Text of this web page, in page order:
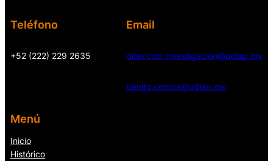
Teléfono
+52 (222) 229 2635
Email
direccion.investigacion@udlap.mx
benito.corona@udlap.mx
Menú
Inicio
Histórico